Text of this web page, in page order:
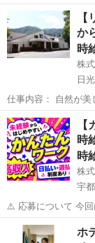
境なので、マイペースに働
「次はこの場所」と
1日ですべての場所
那須郡
か
時
株
日
仕事内容： 自然が美
集します！ ≪具体的には・・・≫ ・客室清掃（ベッドメイキング、水
回りの清掃、アメニティ
かった！」の声続出
栃木 日光市
時
時
株
宇
⚠️ 応募について 今回
いただける方を対象
ト）勤務」や「副業
栃木 宇都宮市
ホ